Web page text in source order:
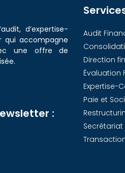
d’expertise-
qui accompagne
une offre de
:
Audit
Direction
Évaluation
Expertise-
Paie et